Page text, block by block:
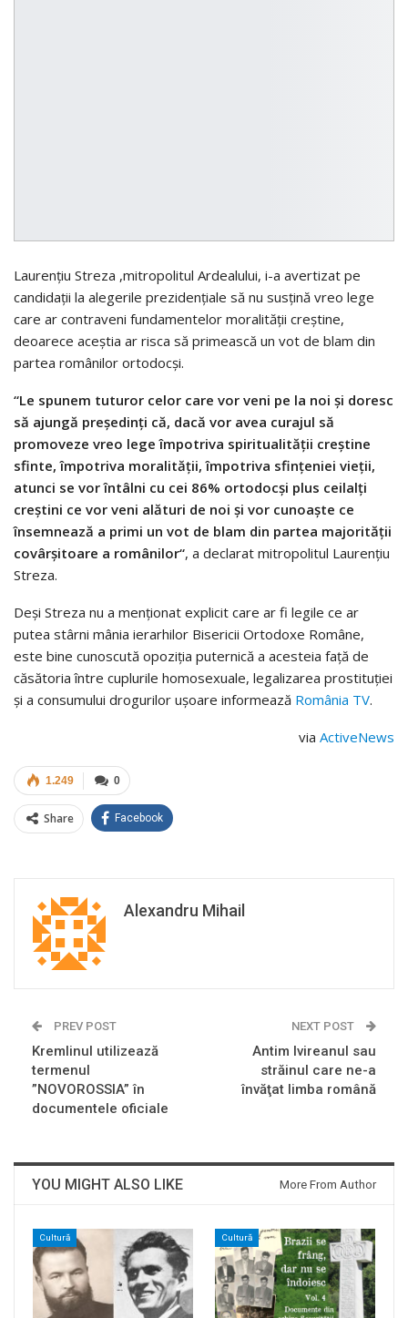
Laurenţiu Streza ,mitropolitul Ardealului, i-a avertizat pe
candidaţii la alegerile prezidenţiale să nu susţină vreo lege
care ar contraveni fundamentelor moralităţii creştine,
deoarece aceștia ar risca să primească un vot de blam din
partea românilor ortodocşi.
“Le spunem tuturor celor care vor veni pe la noi şi doresc
să ajungă preşedinţi că, dacă vor avea curajul să
promoveze vreo lege împotriva spiritualităţii creştine
sfinte, împotriva moralităţii, împotriva sfinţeniei vieţii,
atunci se vor întâlni cu cei 86% ortodocşi plus ceilalţi
creştini ce vor veni alături de noi şi vor cunoaşte ce
însemnează a primi un vot de blam din partea majorităţii
covârşitoare a românilor“, a declarat mitropolitul Laurenţiu
Streza.
Deşi Streza nu a menţionat explicit care ar fi legile ce ar
putea stârni mânia ierarhilor Bisericii Ortodoxe Române,
este bine cunoscută opoziţia puternică a acesteia faţă de
căsătoria între cuplurile homosexuale, legalizarea prostituţiei
şi a consumului drogurilor uşoare informează România TV.
via ActiveNews
0
1.249
Share Facebook
Alexandru Mihail
PREV POST
Kremlinul utilizează
termenul
”NOVOROSSIA” în
documentele oficiale
NEXT POST
Antim Ivireanul sau
străinul care ne-a
învăţat limba română
YOU MIGHT ALSO LIKE More From Author
Cultură Cultură